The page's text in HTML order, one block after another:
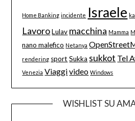
Home Banking incidente Israele
Lavoro Lulav macchina Mamma
nano malefico Netanya
rendering sport Sukka sukkot Tel
Venezia Viaggivideo Windows
WISHLIST SU